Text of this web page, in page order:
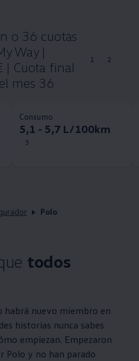
o 36 cuotas
Way |
| Cuota final
mes 36
1 2
Consumo
5,1 - 5,7 L/100km
3
Polo
todos
habrá nuevo miembro en
historias nunca sabes
empiezan. Empezaron
Polo y no han parado